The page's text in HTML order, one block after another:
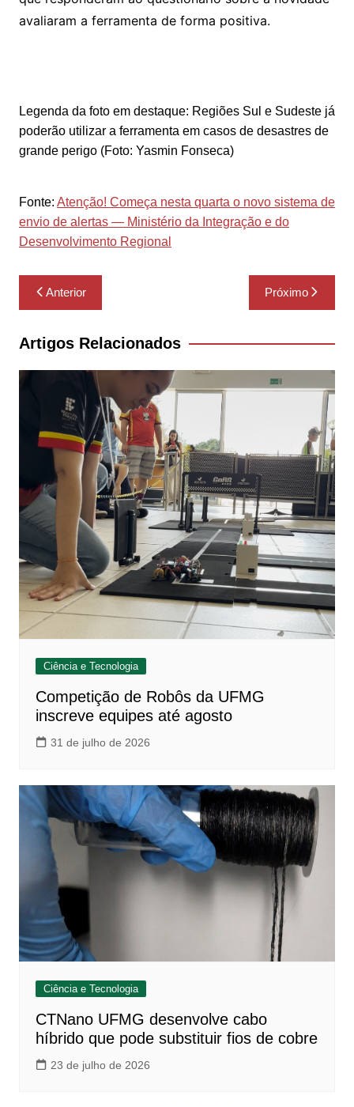
avaliaram a ferramenta de forma positiva.
Legenda da foto em destaque: Regiões Sul e Sudeste já
poderão utilizar a ferramenta em casos de desastres de
grande perigo (Foto: Yasmin Fonseca)
Fonte: Atenção! Começa nesta quarta o novo sistema de
envio de alertas — Ministério da Integração e do
Desenvolvimento Regional
Navegação
de
Post
Anterior Próximo
Artigos Relacionados
Ciência e Tecnologia
Competição de Robôs da UFMG
inscreve equipes até agosto
31 de julho de 2026
Ciência e Tecnologia
CTNano UFMG desenvolve cabo
híbrido que pode substituir fios de cobre
23 de julho de 2026